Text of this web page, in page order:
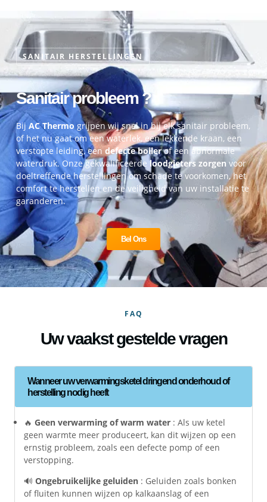
SANITAIR HERSTELLINGEN
Sanitair probleem ?
Bij AC Thermo grijpen wij snel in bij elk sanitair probleem,
of het nu gaat om een waterlek, een lekkende kraan, een
verstopte leiding, eendefecte boilerof een abnormale
waterdruk. Onze gekwalificeerde loodgieters zorgen voor
doeltreffende herstellingen om schade te voorkomen, het
comfort te herstellen en de veiligheid van uw installatie te
garanderen.
Bel Ons
FAQ
Uw vaakst gestelde vragen
Wanneer uw verwarmingsketel dringend onderhoud of
herstelling nodig heeft
🔥 Geen verwarming of warm water : Als uw ketel
geen warmte meer produceert, kan dit wijzen op een
ernstig probleem, zoals een defecte pomp of een
verstopping.
🔊 Ongebruikelijke geluiden : Geluiden zoals bonken
of fluiten kunnen wijzen op kalkaanslag of een